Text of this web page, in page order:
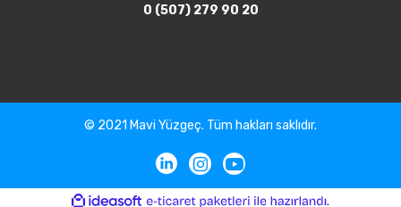
0 (507) 279 90 20
© 2021 Mavi Yüzgeç. Tüm hakları saklıdır.
ideasoft e-